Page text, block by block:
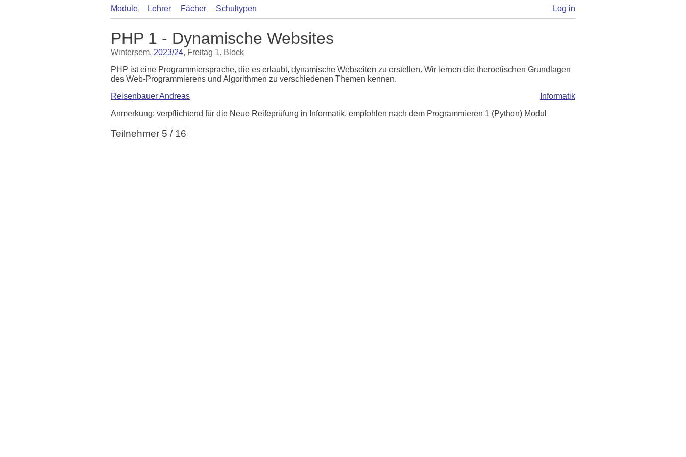
Module Lehrer Fächer Schultypen Log in
PHP 1 - Dynamische Websites
Wintersem. 2023/24, Freitag 1. Block
PHP ist eine Programmiersprache, die es erlaubt, dynamische Webseiten zu erstellen. Wir lernen die theroetischen Grundlagen
des Web-Programmierens und Algorithmen zu verschiedenen Themen kennen.
Informatik
Reisenbauer Andreas
Anmerkung: verpflichtend für die Neue Reifeprüfung in Informatik, empfohlen nach dem Programmieren 1 (Python) Modul
Teilnehmer 5 / 16